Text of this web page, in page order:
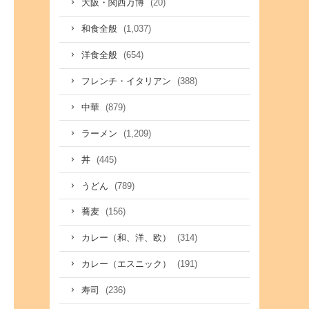
大阪・関西万博 (20)
和食全般 (1,037)
洋食全般 (654)
フレンチ・イタリアン (388)
中華 (879)
ラーメン (1,209)
丼 (445)
うどん (789)
蕎麦 (156)
カレー（和、洋、欧） (314)
カレー（エスニック） (191)
寿司 (236)